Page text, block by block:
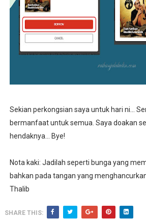
Sekian perkongsian saya untuk hari ni...
bermanfaat untuk semua. Saya doakan
hendaknya... Bye!
Nota kaki: Jadilah seperti bunga yang
bahkan pada tangan yang
Thalib
SHARE THIS: